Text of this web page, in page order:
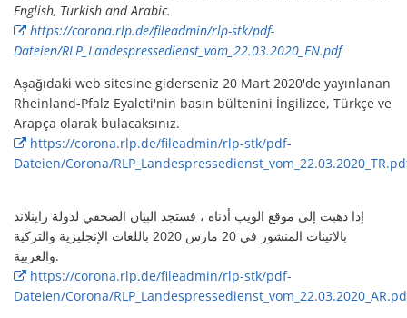
English, Turkish and Arabic.
https://corona.rlp.de/fileadmin/rlp-stk/pdf-
Dateien/RLP_Landespressedienst_vom_22.03.2020_EN.pdf
Aşağıdaki web sitesine giderseniz 20 Mart 2020'de yayınlanan
Rheinland-Pfalz Eyaleti'nin basın bültenini İngilizce, Türkçe ve
Arapça olarak bulacaksınız.
https://corona.rlp.de/fileadmin/rlp-stk/pdf-
Dateien/Corona/
إذا ذهبت إلى موقع الويب أدناه ، فستجد البيان الصحفي لدولة راينلاند
بالاتينات المنشور في 20 مارس 2020 باللغات الإنجليزية والتركية
والعربية.
https://corona.rlp.de/fileadmin/rlp-stk/pdf-
Dateien/Corona/